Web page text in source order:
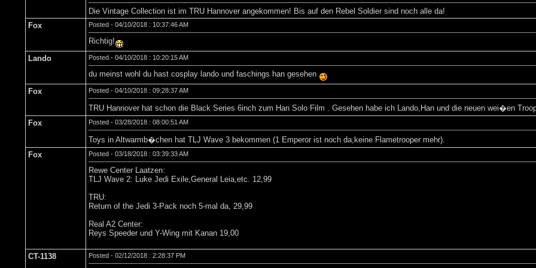
Die Vintage Collection ist im TRU Hannover angekommen! Bis auf den Rebel Soldier sind noch alle da!
Fox
Posted - 04/10/2018 : 10:37:46 AM
Richtig!
Lando
Posted - 04/10/2018 : 10:20:15 AM
du meinst wohl du hast cosplay lando und faschings han gesehen
Fox
Posted - 04/10/2018 : 09:28:37 AM
TRU Hannover hat schon die Black Series 6inch zum Han Solo Film . Gesehen habe ich Lando,Han und die neuen wei�en
Fox
Posted - 03/28/2018 : 08:00:51 AM
Toys in Altwarmb�chen hat TLJ Wave 3 bekommen (1 Emperor ist noch da,keine Flametrooper mehr).
Fox
Posted - 03/18/2018 : 03:39:33 AM
Rewe Center Laatzen:
TLJ Wave 2: Luke Jedi Exile,General Leia,etc. 12,99
TRU:
Return of the Jedi 3-Pack noch 5-mal da, 29,99
Real A2 Center:
Reys Speeder und Y-Wing mit Kanan 19,00
CT-1138 Posted - 02/12/2018 : 2:28:37 PM